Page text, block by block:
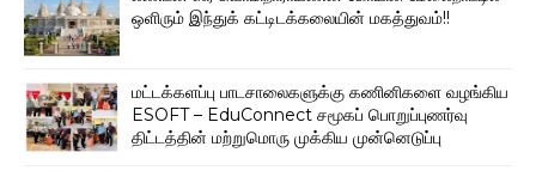
ஒளிரும் இந்துக் கட்டிடக்கலையின் மகத்துவம்!!
மட்டக்களப்பு பாடசாலைகளுக்கு கணினிகளை வழங்கிய
ESOFT – EduConnect சமூகப் பொறுப்புணர்வு
திட்டத்தின் மற்றுமொரு முக்கிய முன்னெடுப்பு